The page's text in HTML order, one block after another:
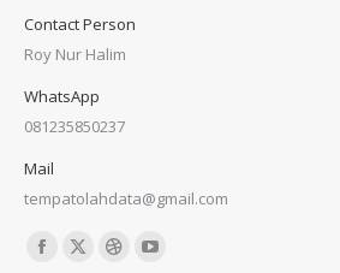
Contact Person
Roy Nur Halim
WhatsApp
081235850237
Mail
tempatolahdata@gmail.com
Find us on:
Facebook
X
DribbbleYouTube